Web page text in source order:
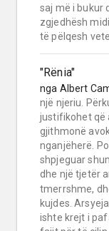
saj më i bukur
zgjedhësh
të pëlqesh
"Rënia"
nga Albert
një njeriu.
justifikohet që
gjithmonë
nganjëherë.
shpjeguar
dhe një tjetër
tmerrshme,
kujdes.
ishte krejt i